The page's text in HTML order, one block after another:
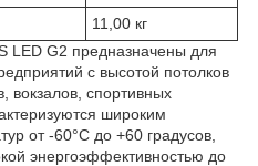
11,00 кг
LED G2 предназначены для
с высотой потолков
вокзалов, спортивных
широким
от -60°С до +60 градусов,
энергоэффективностью до